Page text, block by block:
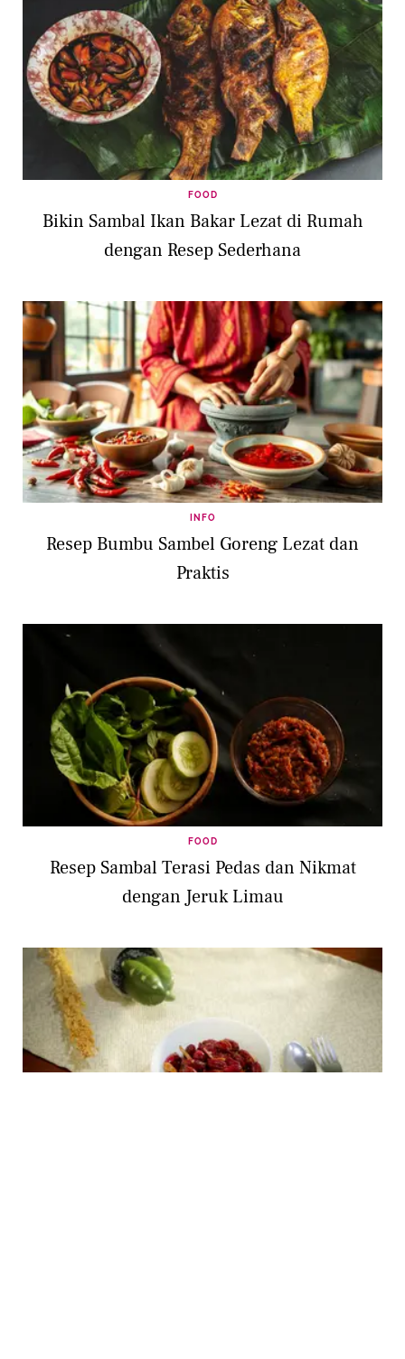
FOOD
Bikin Sambal Ikan Bakar Lezat di Rumah
dengan Resep Sederhana
INFO
Resep Bumbu Sambel Goreng Lezat dan
Praktis
FOOD
Resep Sambal Terasi Pedas dan Nikmat
dengan Jeruk Limau